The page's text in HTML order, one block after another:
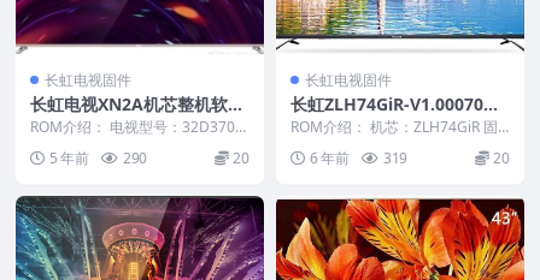
长虹电视固件
长虹电视XN2A机芯整机软件
32D3700I_LJ5C_V1.00026U
盘固件刷机包
ROM介绍： 电视型号：32D3700I
板：...5 年前 290 20
长虹电视固件
长虹ZLH74GiR-V1.00070整
机原厂刷机固件下载
ROM介绍： 机芯：ZLH74GiR 固
件版本：V1.00070 适用机型：请
以...6 年前 319 20